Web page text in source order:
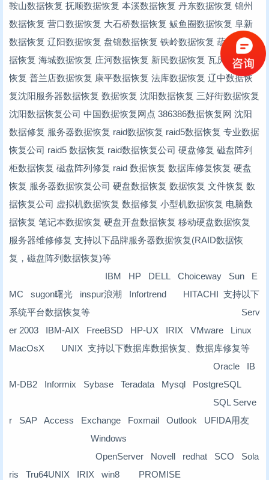
鞍山数据恢复 抚顺数据恢复 本溪数据恢复 丹东数据恢复 锦州
数据恢复 营口数据恢复 大石桥数据恢复 鲅鱼圈数据恢复 阜新
数据恢复 辽阳数据恢复 盘锦数据恢复 铁岭数据恢复 葫芦岛数
据恢复 海城数据恢复 庄河数据恢复 新民数据恢复 瓦房店数据
恢复 普兰店数据恢复 康平数据恢复 法库数据恢复 辽中数据恢
复沈阳服务器数据恢复 数据恢复 沈阳数据恢复 三好街数据恢复
沈阳数据恢复公司 中国数据恢复网点 386386数据恢复网 沈阳
数据修复 服务器数据恢复 raid数据恢复 raid5数据恢复 专业数据
恢复公司 raid5 数据恢复 raid数据恢复公司 硬盘修复 磁盘阵列
柜数据恢复 磁盘阵列修复 raid 数据恢复 数据库修复恢复 硬盘
恢复 服务器数据恢复公司 硬盘数据恢复 数据恢复 文件恢复 数
据恢复公司 虚拟机数据恢复 数据修复 小型机数据恢复 电脑数
据恢复 笔记本数据恢复 硬盘开盘数据恢复 移动硬盘数据恢复
服务器维修修复 支持以下品牌服务器数据恢复(RAID数据恢
复，磁盘阵列数据恢复)等
IBM HP DELL Choiceway Sun E
MC sugon曙光 inspur浪潮 Infortrend HITACHI 支持以下
系统平台数据恢复等 Serv
er 2003 IBM-AIX FreeBSD HP-UX IRIX VMware Linux
MacOsX UNIX 支持以下数据库数据恢复、数据库修复等
Oracle IB
M-DB2 Informix Sybase Teradata Mysql PostgreSQL
SQL Serve
r SAP Access Exchange Foxmail Outlook UFIDA用友
Windows
OpenServer Novell redhat SCO Sola
ris Tru64UNIX IRIX win8 PROMISE